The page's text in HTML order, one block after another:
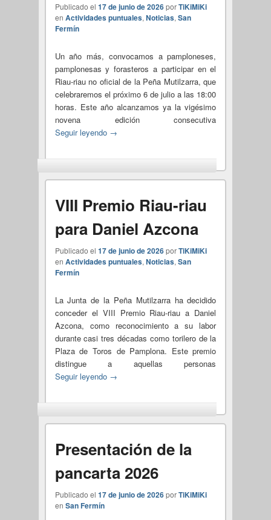
Publicado el 17 de junio de 2026porTiKiMiKi
en Actividades puntuales, Noticias, San
Fermín
Un año más, convocamos a pamploneses,
pamplonesas y forasteros a participar en el
Riau-riau no oficial de la Peña Mutilzarra, que
celebraremos el próximo 6 de julio a las 18:00
horas. Este año alcanzamos ya la vigésimo
novena edición consecutiva
Seguir leyendo →
VIII Premio Riau-riau
para Daniel Azcona
Publicado el 17 de junio de 2026porTiKiMiKi
en Actividades puntuales, Noticias, San
Fermín
La Junta de la Peña Mutilzarra ha decidido
conceder el VIII Premio Riau-riau a Daniel
Azcona, como reconocimiento a su labor
durante casi tres décadas como torilero de la
Plaza de Toros de Pamplona. Este premio
distingue a aquellas personas
Seguir leyendo →
Presentación de la
pancarta 2026
Publicado el 17 de junio de 2026porTiKiMiKi
en San Fermín